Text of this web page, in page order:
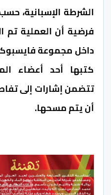
الشرطة الإسبانية،
فرضية أن العملية تم
داخل مجموعة
كتبها أحد أعضاء
تتضمن إشارات إلى
أن يتم مسحها.